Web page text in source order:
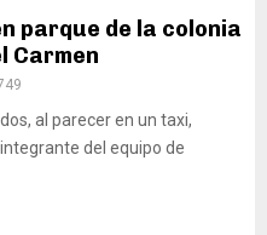
parque de la colonia
Carmen
al parecer en un taxi,
del equipo de